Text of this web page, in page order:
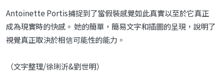
Antoinette Portis捕捉到了當假裝感覺如此真實以至於它真正
成為現實時的快感。 她的簡單，簡易文字和插圖的呈現，說明了
視覺真正取決於相信可能性的能力。
（文字整理/徐琍沂&劉世明）